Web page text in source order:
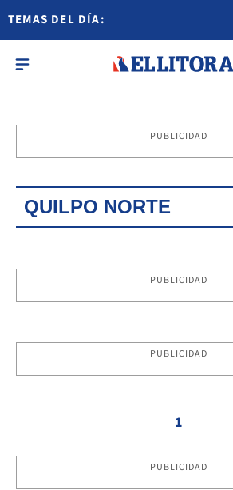
TEMAS DEL DÍA:
PUBLICIDAD
QUILPO NORTE
PUBLICIDAD
PUBLICIDAD
1
PUBLICIDAD